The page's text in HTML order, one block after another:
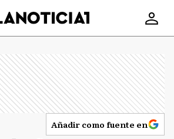
Añadir como fuente en